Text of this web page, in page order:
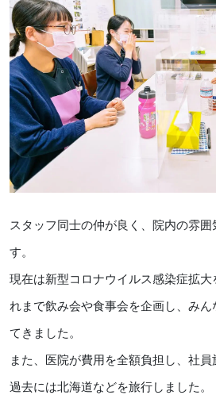
スタッフ同士の仲が良く、院内の雰
す。
現在は新型コロナウイルス感染症拡大
れまで飲み会や食事会を企画し、み
てきました。
また、医院が費用を全額負担し、社員
過去には北海道などを旅行しました。